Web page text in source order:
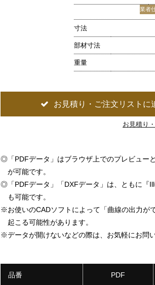
業者
寸法
部材寸法
重量
お見積り・ご注文リストに
お見積り
◎ 「PDFデータ」はブラウザ上でのプレビュー
が可能です。
◎ 「PDFデータ」「DXFデータ」は、ともに『
も可能です。
※お使いのCADソフトによって「曲線の出力が
起こる可能性があります。
※データが開けないなどの際は、お気軽にお問
品番 PDF